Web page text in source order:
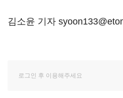
김소윤 기자